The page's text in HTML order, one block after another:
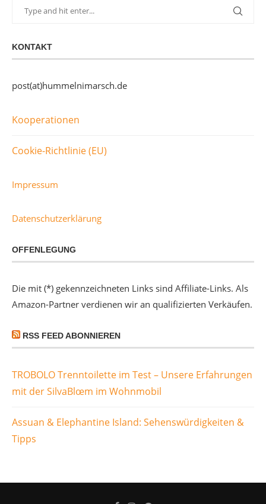
KONTAKT
post(at)hummelnimarsch.de
Kooperationen
Cookie-Richtlinie (EU)
Impressum
Datenschutzerklärung
OFFENLEGUNG
Die mit (*) gekennzeichneten Links sind Affiliate-Links. Als
Amazon-Partner verdienen wir an qualifizierten Verkäufen.
RSS FEED ABONNIEREN
TROBOLO Trenntoilette im Test – Unsere Erfahrungen
mit der SilvaBlœm im Wohnmobil
Assuan & Elephantine Island: Sehenswürdigkeiten &
Tipps